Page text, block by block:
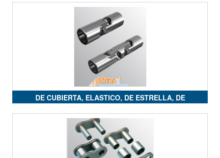
DE CUBIERTA, ELASTICO, DE ESTRELLA, DE
ENGRANAJE, DE DISCO, MINIACOPLAMIENTOS